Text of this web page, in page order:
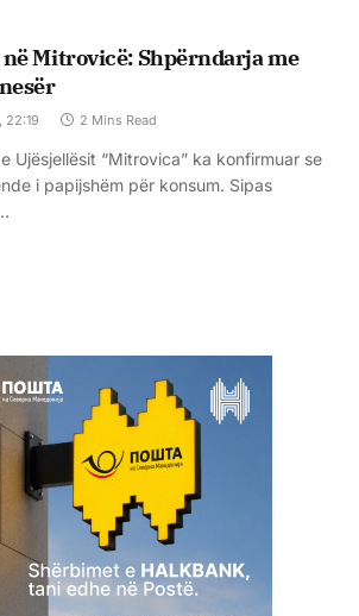
Mitrovicë: Shpërndarja me
22:19 2 Mins Read
Ujësjellësit “Mitrovica” ka konfirmuar se
i papijshëm për konsum. Sipas